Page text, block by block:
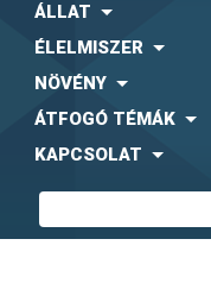
ÁLLAT
ÉLELMISZER
NÖVÉNY
ÁTFOGÓ TÉMÁK
KAPCSOLAT